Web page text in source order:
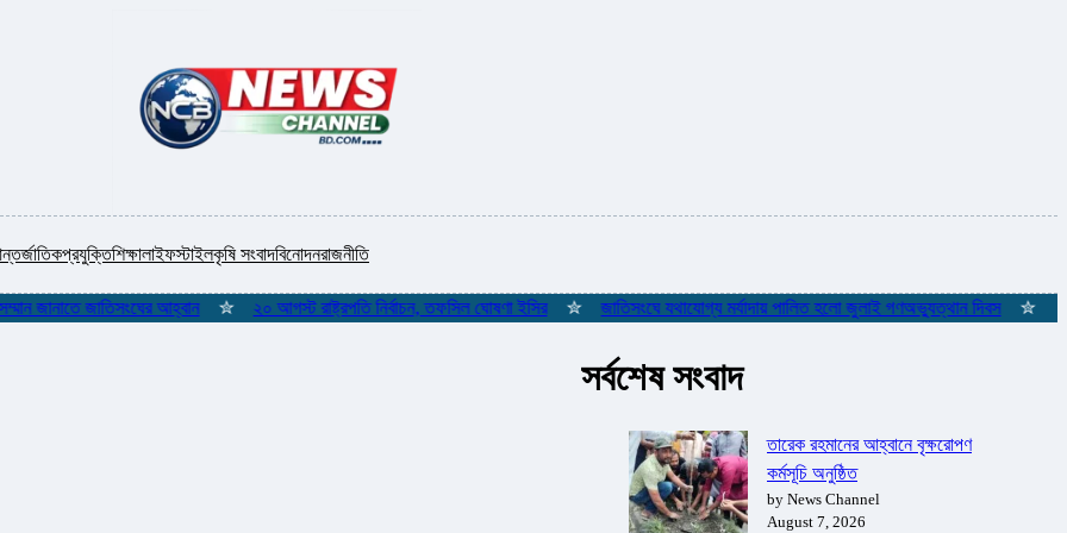
প্রযুক্তিশিক্ষালাইফস্টাইলকৃষি সংবাদবিনোদনরাজনীতি
জাতিসংঘের আহ্বান ✮ ২০ আগস্ট রাষ্ট্রপতি নির্বাচন, তফসিল ঘোষণা ইসির ✮ জাতিসংঘে যথাযোগ্য মর্যাদায় পালিত হলো জুলাই গণঅভ্যুত্থান দিবস ✮
সর্বশেষ সংবাদ
তারেক রহমানের আহ্বানে বৃক্ষরোপণ
কর্মসূচি অনুষ্ঠিত
by News Channel
August 7, 2026